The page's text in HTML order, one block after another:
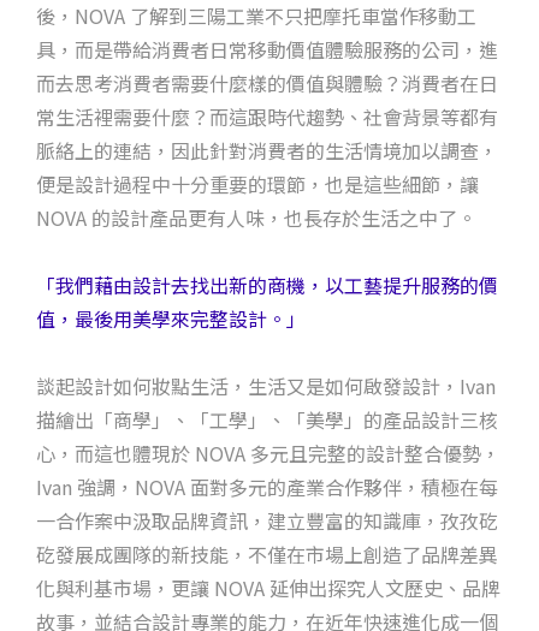
後，NOVA 了解到三陽工業不只把摩托車當作移動工
具，而是帶給消費者日常移動價值體驗服務的公司，進
而去思考消費者需要什麼樣的價值與體驗？消費者在日
常生活裡需要什麼？而這跟時代趨勢、社會背景等都有
脈絡上的連結，因此針對消費者的生活情境加以調查，
便是設計過程中十分重要的環節，也是這些細節，讓
NOVA 的設計產品更有人味，也長存於生活之中了。
「我們藉由設計去找出新的商機，以工藝提升服務的價
值，最後用美學來完整設計。」
談起設計如何妝點生活，生活又是如何啟發設計，Ivan
描繪出「商學」、「工學」、「美學」的產品設計三核
心，而這也體現於 NOVA 多元且完整的設計整合優勢，
Ivan 強調，NOVA 面對多元的產業合作夥伴，積極在每
一合作案中汲取品牌資訊，建立豐富的知識庫，孜孜矻
矻發展成團隊的新技能，不僅在市場上創造了品牌差異
化與利基市場，更讓 NOVA 延伸出探究人文歷史、品牌
故事，並結合設計專業的能力，在近年快速進化成一個